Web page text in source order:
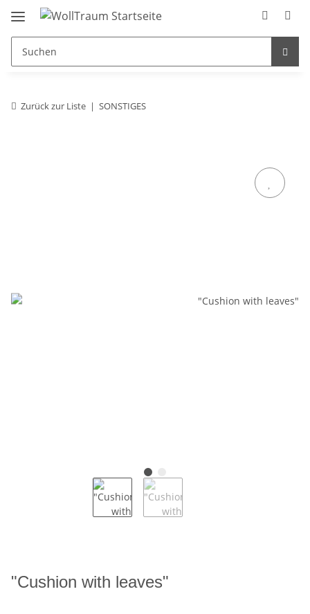
Zurück zur Liste SONSTIGES
"Cushion with leaves"